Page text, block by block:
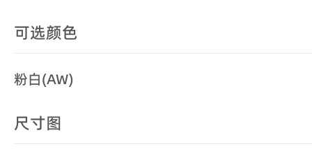
可选颜色
粉白(AW)
尺寸图